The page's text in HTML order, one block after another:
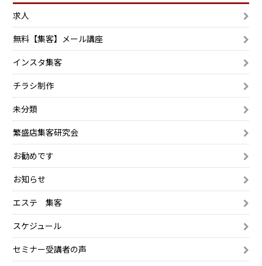
求人
無料【集客】メール講座
インスタ集客
チラシ制作
未分類
繁盛店集客研究会
お勧めです
お知らせ
エステ 集客
スケジュール
セミナー受講者の声